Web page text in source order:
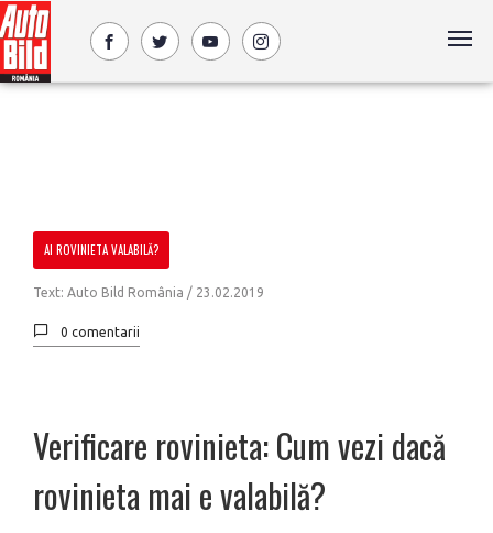
AI ROVINIETA VALABILĂ?
Text: Auto Bild România / 23.02.2019
0 comentarii
Verificare rovinieta: Cum vezi dacă
rovinieta mai e valabilă?